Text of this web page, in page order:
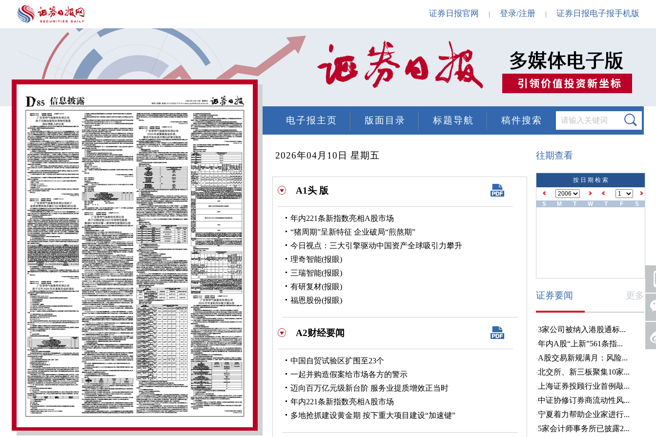
证券日报官网 | 登录/注册 | 证券日报电子报手机版
电子报主页 版面目录 标题导航 稿件搜索
2026年04月10日 星期五
A1头 版
年内221条新指数亮相A股市场
“猪周期”呈新特征 企业破局“煎熬期”
今日视点：三大引擎驱动中国资产全球吸引力攀升
理奇智能(报眼)
三瑞智能(报眼)
有研复材(报眼)
福恩股份(报眼)
A2财经要闻
中国自贸试验区扩围至23个
一起并购造假案给市场各方的警示
迈向百万亿元级新台阶 服务业提质增效正当时
年内221条新指数亮相A股市场
多地抢抓建设黄金期 按下重大项目建设“加速键”
往期查看
按 日 期 检 索
S M T W T F S
更多
证券要闻